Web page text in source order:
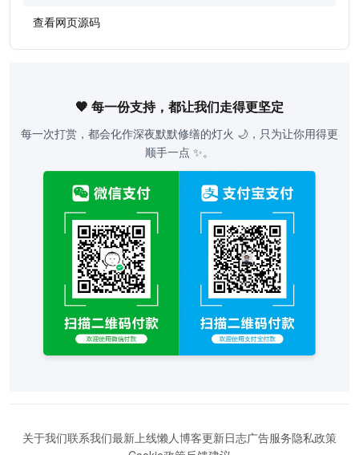
查看网页源码
🧡 每一份支持，都让我们走得更坚定
每一次打赏，都会化作深夜默默修缮的灯火 🌙，只为让你用得更
顺手一点 ✨。
关于我们联系我们最新上线懒人博客更新日志广告服务隐私政策